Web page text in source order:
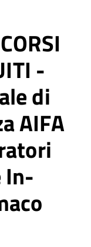
-
di
AIFA
In-